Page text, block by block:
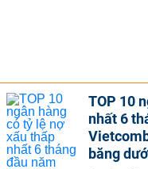
TOP 10
nhất 6
băng